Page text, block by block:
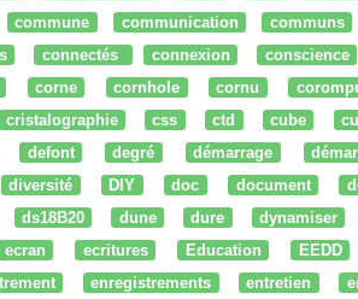
commune communication communs
connectés connexion conscience
corne cornhole cornu
cristalographie css ctd cube
defont degré démarrage
diversité DIY doc document
ds18B20 dune dure dynamiser
ecran ecritures Education EEDD
enregistrements entretien